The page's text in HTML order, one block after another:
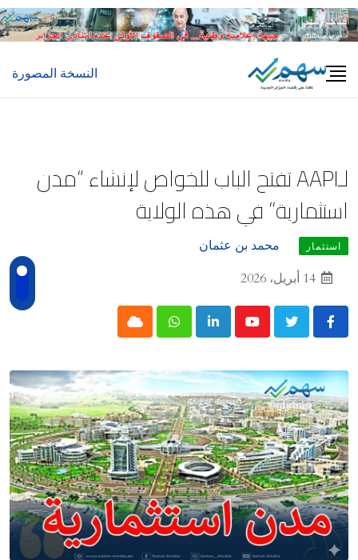
Skip
to
النسخة المصورة
لـAAPI تفتح الباب للخواص لإنشاء “مدن
استثمارية” في هذه الولاية
استثمار
محمد بن عثمان
14 أبريل، 2026
Youtube
LinkedIn
Whatsapp
Cloud